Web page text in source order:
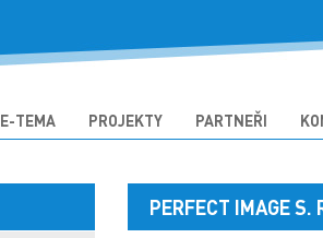
E-TEMA PROJEKTY PARTNEŘI
PERFECT IMAGE S.